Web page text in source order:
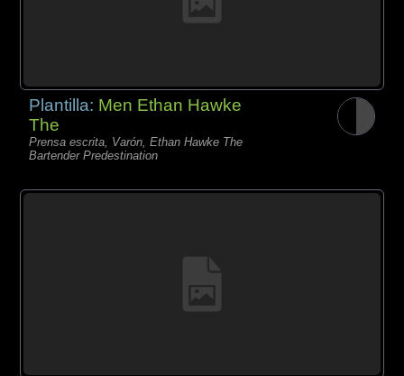
Plantilla: Men Ethan Hawke
The
Prensa escrita, Varón, Ethan Hawke The
Bartender Predestination